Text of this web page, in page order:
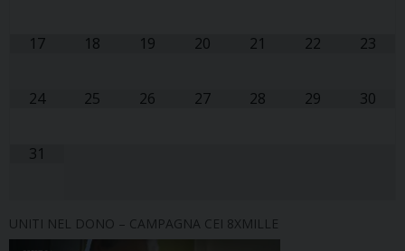
17 18 19 20 21 22 23
24 25 26 27 28 29 30
31
UNITI NEL DONO – CAMPAGNA CEI 8XMILLE